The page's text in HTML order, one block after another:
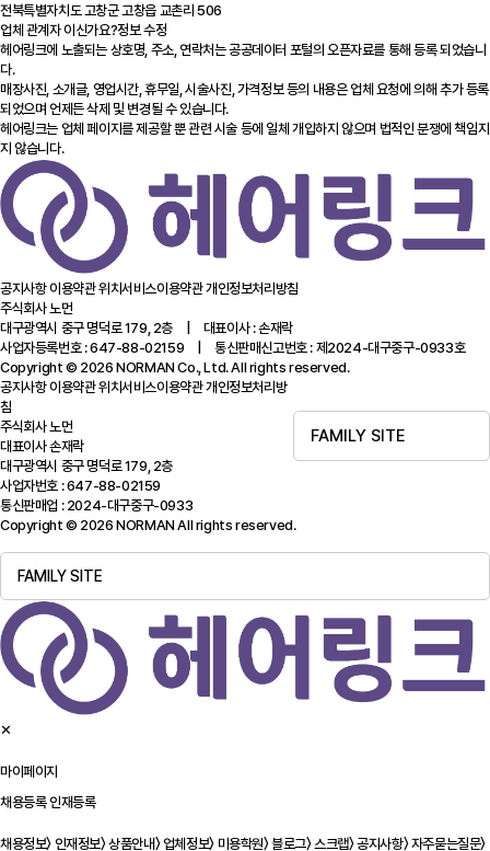
전북특별자치도 고창군 고창읍 교촌리 506
업체 관계자 이신가요?정보 수정
헤어링크에 노출되는 상호명, 주소, 연락처는 공공데이터 포털의 오픈자료를 통해 등록 되었습니
다.
매장사진, 소개글, 영업시간, 휴무일, 시술사진, 가격정보 등의 내용은 업체 요청에 의해 추가 등록
되었으며 언제든 삭제 및 변경될 수 있습니다.
헤어링크는 업체 페이지를 제공할 뿐 관련 시술 등에 일체 개입하지 않으며 법적인 분쟁에 책임지
지 않습니다.
공지사항이용약관위치서비스이용약관개인정보처리방침
주식회사 노먼
대구광역시 중구 명덕로 179, 2층 | 대표이사 : 손재락
사업자등록번호 : 647-88-02159 | 통신판매신고번호 : 제2024-대구중구-0933호
Copyright © 2026 NORMAN Co., Ltd. All rights reserved.
FAMILY SITE
공지사항이용약관위치서비스이용약관개인정보처리방
침
주식회사 노먼
대표이사 손재락
대구광역시 중구 명덕로 179, 2층
사업자번호 : 647-88-02159
통신판매업 : 2024-대구중구-0933
Copyright © 2026 NORMAN All rights reserved.
FAMILY SITE
✕
마이페이지
채용등록인재등록
채용정보〉 인재정보〉상품안내 〉 업체정보〉 미용학원〉블로그〉스크랩〉공지사항〉자주묻는질문〉